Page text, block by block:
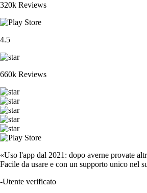
320k Reviews
4.5
660k Reviews
«Uso l'app dal 2021: dopo averne provate
Facile da usare e con un supporto unico nel
-Utente verificato